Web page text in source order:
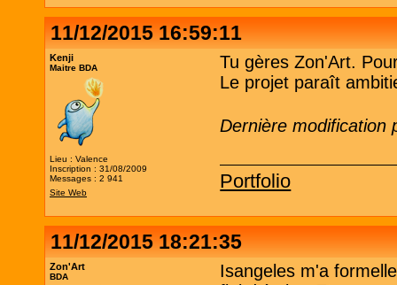
11/12/2015 16:59:11
Kenji
Maitre BDA
Lieu : Valence
Inscription : 31/08/2009
Messages : 2 941
Site Web
Tu gères Zon'Art.
Le projet paraît
Dernière modification
Portfolio
11/12/2015 18:21:35
Zon'Art
BDA
Isangeles m'a